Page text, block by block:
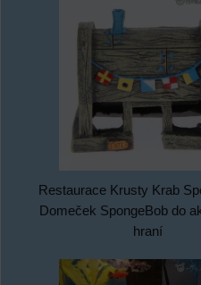
Restaurace Krusty Krab
Domeček SpongeBob do
hraní